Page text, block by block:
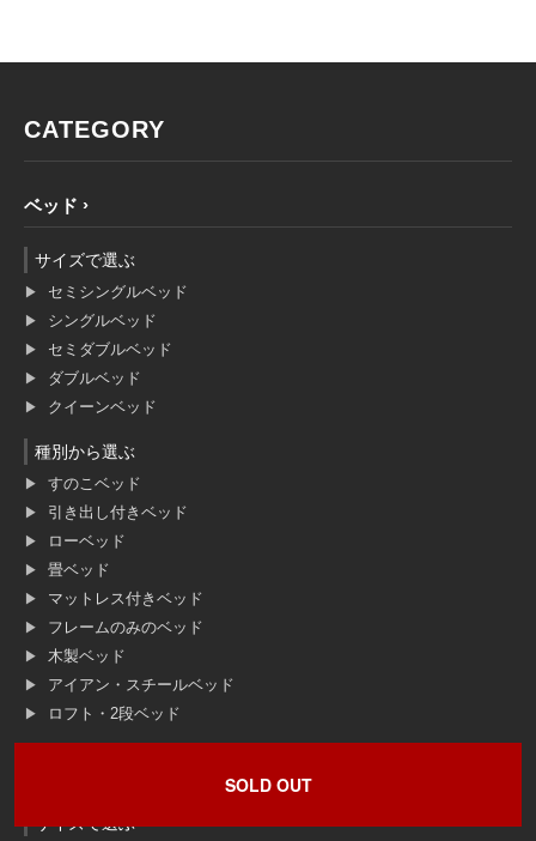
SOLD OUT
CATEGORY
ベッド
サイズで選ぶ
セミシングルベッド
シングルベッド
セミダブルベッド
ダブルベッド
クイーンベッド
種別から選ぶ
すのこベッド
引き出し付きベッド
ローベッド
畳ベッド
マットレス付きベッド
フレームのみのベッド
木製ベッド
アイアン・スチールベッド
ロフト・2段ベッド
サイズで選ぶ